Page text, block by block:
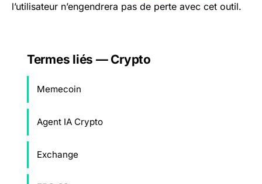
l’utilisateur n’engendrera pas de perte avec cet outil.
Termes liés — Crypto
Memecoin
Agent IA Crypto
Exchange